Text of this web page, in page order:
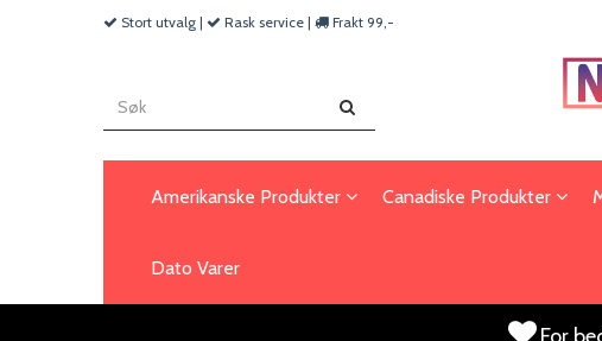
Stort utvalg | Rask service | Frakt 99,-
Amerikanske Produkter Canadiske Produkter
Dato Varer